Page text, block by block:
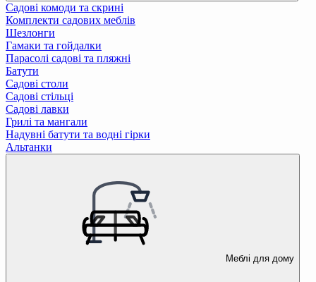
Садові комоди та скрині
Комплекти садових меблів
Шезлонги
Гамаки та гойдалки
Парасолі садові та пляжні
Батути
Садові столи
Садові стільці
Садові лавки
Грилі та мангали
Надувні батути та водні гірки
Альтанки
Меблі для дому